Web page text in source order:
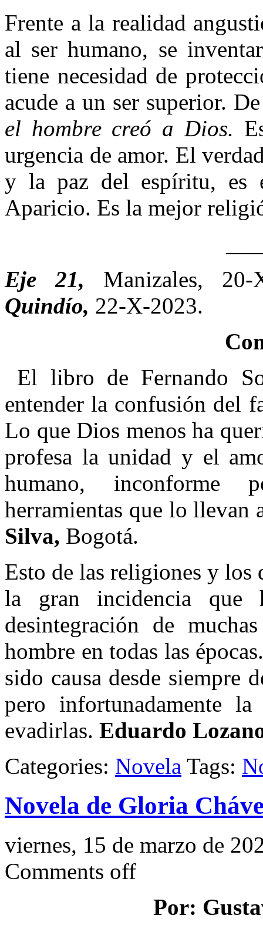
Frente a la realidad
al ser humano, se
tiene necesidad de
acude a un ser superior.
el hombre creó a Dios.
urgencia de amor. El
y la paz del espíritu, es
Aparicio. Es la mejor
Eje 21, Manizales,
Quindío, 22-X-2023.
El libro de Fernando
entender la confusión del
Lo que Dios menos ha
profesa la unidad y el
humano, inconforme
herramientas que lo
Silva, Bogotá.
Esto de las religiones y los
la gran incidencia
desintegración de
hombre en todas las
sido causa desde siempre
pero infortunadamente
evadirlas. Eduardo
Categories: Novela Tags:
Novela de Gloria
viernes, 15 de marzo de
Comments off
Por: